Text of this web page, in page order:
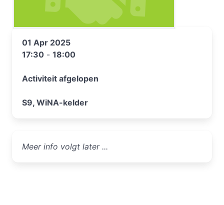
01 Apr 2025
17:30 - 18:00
Activiteit afgelopen
S9, WiNA-kelder
Meer info volgt later ...